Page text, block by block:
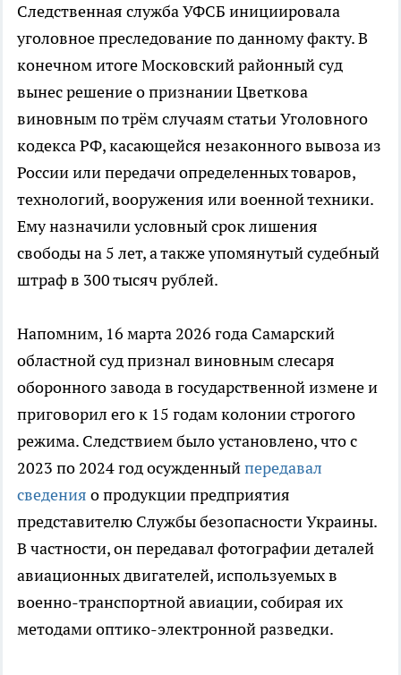
Следственная служба УФСБ инициировала
уголовное преследование по данному факту. В
конечном итоге Московский районный суд
вынес решение о признании Цветкова
виновным по трём случаям статьи Уголовного
кодекса РФ, касающейся незаконного вывоза из
России или передачи определенных товаров,
технологий, вооружения или военной техники.
Ему назначили условный срок лишения
свободы на 5 лет, а также упомянутый судебный
штраф в 300 тысяч рублей.
Напомним, 16 марта 2026 года Самарский
областной суд признал виновным слесаря
оборонного завода в государственной измене и
приговорил его к 15 годам колонии строгого
режима. Следствием было установлено, что с
2023 по 2024 год осужденныйпередавал
сведения о продукции предприятия
представителю Службы безопасности Украины.
В частности, он передавал фотографии деталей
авиационных двигателей, используемых в
военно-транспортной авиации, собирая их
методами оптико-электронной разведки.